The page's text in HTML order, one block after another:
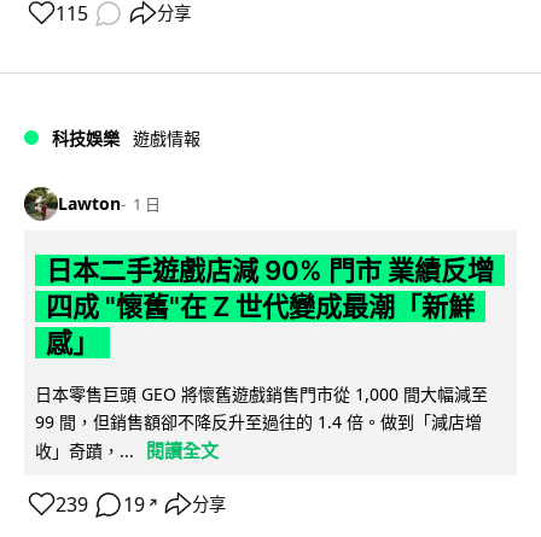
115 分享
科技娛樂 遊戲情報
Lawton 1 日
日本二手遊戲店減 90% 門市 業績反增
四成 "懷舊"在 Z 世代變成最潮「新鮮
感」
日本零售巨頭 GEO 將懷舊遊戲銷售門市從 1,000 間大幅減至
99 間，但銷售額卻不降反升至過往的 1.4 倍。做到「減店增
收」奇蹟，...
閱讀全文
239 19 ↗ 分享